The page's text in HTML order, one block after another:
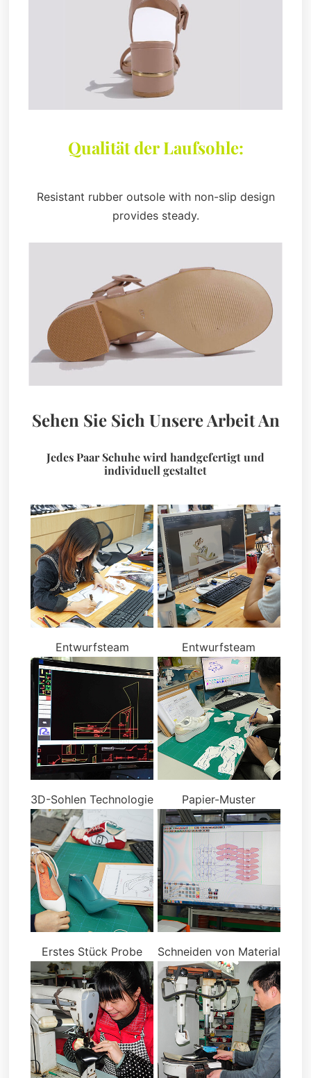
Qualität der Laufsohle:
Resistant rubber outsole with non-slip design
provides steady.
Sehen Sie Sich Unsere Arbeit An
Jedes Paar Schuhe wird handgefertigt und
individuell gestaltet
Entwurfsteam Entwurfsteam
3D-Sohlen Technologie Papier-Muster
Erstes Stück Probe Schneiden von Material